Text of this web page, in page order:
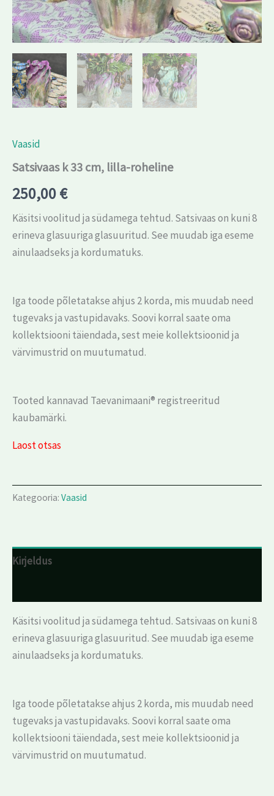
Vaasid
Satsivaas k 33 cm, lilla-roheline
250,00€
Käsitsi voolitud ja südamega tehtud. Satsivaas on kuni 8
erineva glasuuriga glasuuritud. See muudab iga eseme
ainulaadseks ja kordumatuks.
Iga toode põletatakse ahjus 2 korda, mis muudab need
tugevaks ja vastupidavaks. Soovi korral saate oma
kollektsiooni täiendada, sest meie kollektsioonid ja
värvimustrid on muutumatud.
Tooted kannavad Taevanimaani® registreeritud
kaubamärki.
Laost otsas
Kategooria: Vaasid
Kirjeldus
Käsitsi voolitud ja südamega tehtud. Satsivaas on kuni 8
erineva glasuuriga glasuuritud. See muudab iga eseme
ainulaadseks ja kordumatuks.
Iga toode põletatakse ahjus 2 korda, mis muudab need
tugevaks ja vastupidavaks. Soovi korral saate oma
kollektsiooni täiendada, sest meie kollektsioonid ja
värvimustrid on muutumatud.